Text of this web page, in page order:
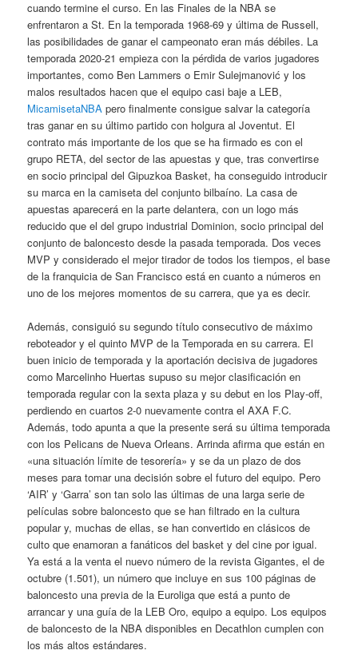
cuando termine el curso. En las Finales de la NBA se
enfrentaron a St. En la temporada 1968-69 y última de Russell,
las posibilidades de ganar el campeonato eran más débiles. La
temporada 2020-21 empieza con la pérdida de varios jugadores
importantes, como Ben Lammers o Emir Sulejmanović y los
malos resultados hacen que el equipo casi baje a LEB,
MicamisetaNBA pero finalmente consigue salvar la categoría
tras ganar en su último partido con holgura al Joventut. El
contrato más importante de los que se ha firmado es con el
grupo RETA, del sector de las apuestas y que, tras convertirse
en socio principal del Gipuzkoa Basket, ha conseguido introducir
su marca en la camiseta del conjunto bilbaíno. La casa de
apuestas aparecerá en la parte delantera, con un logo más
reducido que el del grupo industrial Dominion, socio principal del
conjunto de baloncesto desde la pasada temporada. Dos veces
MVP y considerado el mejor tirador de todos los tiempos, el base
de la franquicia de San Francisco está en cuanto a números en
uno de los mejores momentos de su carrera, que ya es decir.
Además, consiguió su segundo título consecutivo de máximo
reboteador y el quinto MVP de la Temporada en su carrera. El
buen inicio de temporada y la aportación decisiva de jugadores
como Marcelinho Huertas supuso su mejor clasificación en
temporada regular con la sexta plaza y su debut en los Play-off,
perdiendo en cuartos 2-0 nuevamente contra el AXA F.C.
Además, todo apunta a que la presente será su última temporada
con los Pelicans de Nueva Orleans. Arrinda afirma que están en
«una situación límite de tesorería» y se da un plazo de dos
meses para tomar una decisión sobre el futuro del equipo. Pero
‘AIR’ y ‘Garra’ son tan solo las últimas de una larga serie de
películas sobre baloncesto que se han filtrado en la cultura
popular y, muchas de ellas, se han convertido en clásicos de
culto que enamoran a fanáticos del basket y del cine por igual.
Ya está a la venta el nuevo número de la revista Gigantes, el de
octubre (1.501), un número que incluye en sus 100 páginas de
baloncesto una previa de la Euroliga que está a punto de
arrancar y una guía de la LEB Oro, equipo a equipo. Los equipos
de baloncesto de la NBA disponibles en Decathlon cumplen con
los más altos estándares.